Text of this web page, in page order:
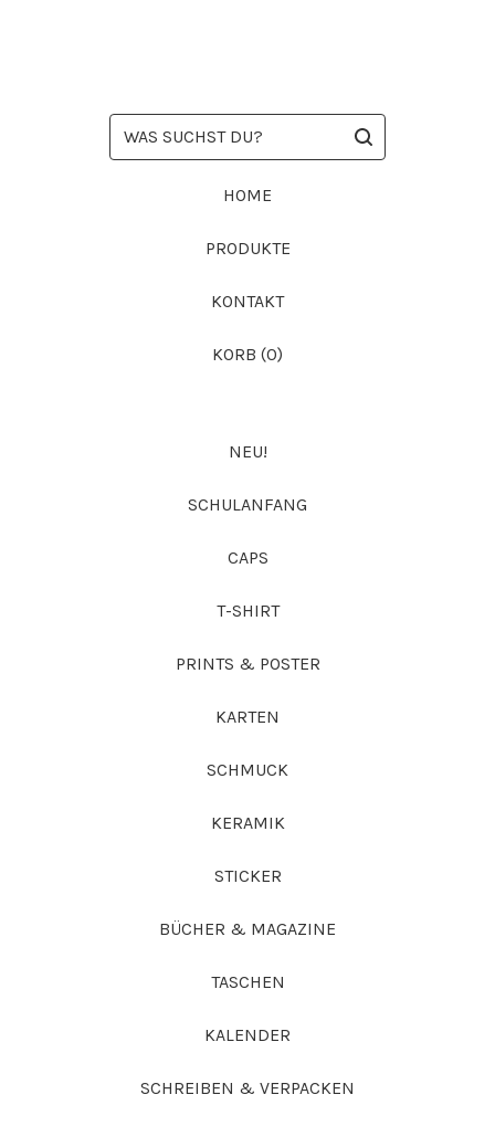
WAS
SUCHST
HOME
PRODUKTE
KONTAKT
KORB (0)
NEU!
SCHULANFANG
CAPS
T-SHIRT
PRINTS & POSTER
KARTEN
SCHMUCK
KERAMIK
STICKER
BÜCHER & MAGAZINE
TASCHEN
KALENDER
SCHREIBEN & VERPACKEN